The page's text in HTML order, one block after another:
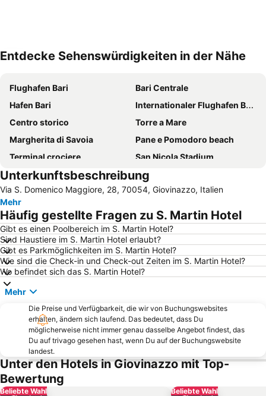
Entdecke Sehenswürdigkeiten in der Nähe
Flughafen Bari
Bari Centrale
Hafen Bari
Internationaler Flughafen Bender Qassim
Centro storico
Torre a Mare
Margherita di Savoia
Pane e Pomodoro beach
Terminal crociere
San Nicola Stadium
Japigia
Palese - Macchie
Lungomare Imperatore Augusto
Murat
Fiera Del Levante
Ceglie del Campo
Castel del Monte
Cozze
Castello Normanno-Svevo
San Nicola
Kathedrale von Trani
Al Pescatore
Via Sparano da Bari
Centro Storico
Cattedrale
Carrassi
Molfetta Outlet - Fashion District
Cattedrale di San Sabino
San Pasquale
San Paolo
Stanic
Chiesa San Marco dei Veneziani
Corso Vittorio Emanuele
Cala San Vito
Unterkunftsbeschreibung
Via S. Domenico Maggiore, 28, 70054, Giovinazzo, Italien
Mehr
Häufig gestellte Fragen zu S. Martin Hotel
Gibt es einen Poolbereich im S. Martin Hotel?
Sind Haustiere im S. Martin Hotel erlaubt?
Gibt es Parkmöglichkeiten im S. Martin Hotel?
Wie sind die Check-in und Check-out Zeiten im S. Martin Hotel?
Wo befindet sich das S. Martin Hotel?
Mehr
Die Preise und Verfügbarkeit, die wir von Buchungswebsites
erhalten, ändern sich laufend. Das bedeutet, dass Du
möglicherweise nicht immer genau dasselbe Angebot findest, das
Du auf trivago gesehen hast, wenn Du auf der Buchungswebsite
landest.
Unter den Hotels in Giovinazzo mit Top-
Bewertung
Beliebte Wahl Beliebte Wahl